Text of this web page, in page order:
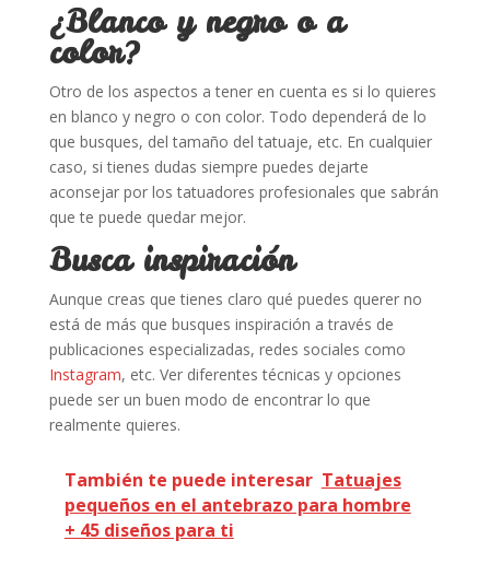
¿Blanco y negro o a
color?
Otro de los aspectos a tener en cuenta es si lo quieres
en blanco y negro o con color. Todo dependerá de lo
que busques, del tamaño del tatuaje, etc. En cualquier
caso, si tienes dudas siempre puedes dejarte
aconsejar por los tatuadores profesionales que sabrán
que te puede quedar mejor.
Busca inspiración
Aunque creas que tienes claro qué puedes querer no
está de más que busques inspiración a través de
publicaciones especializadas, redes sociales como
Instagram, etc. Ver diferentes técnicas y opciones
puede ser un buen modo de encontrar lo que
realmente quieres.
También te puede interesar Tatuajes
pequeños en el antebrazo para hombre
+ 45 diseños para ti